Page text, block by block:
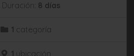
Duración: 8 días
1 categoría
1 ubicación